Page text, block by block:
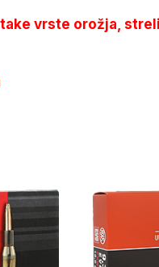
vrste orožja,